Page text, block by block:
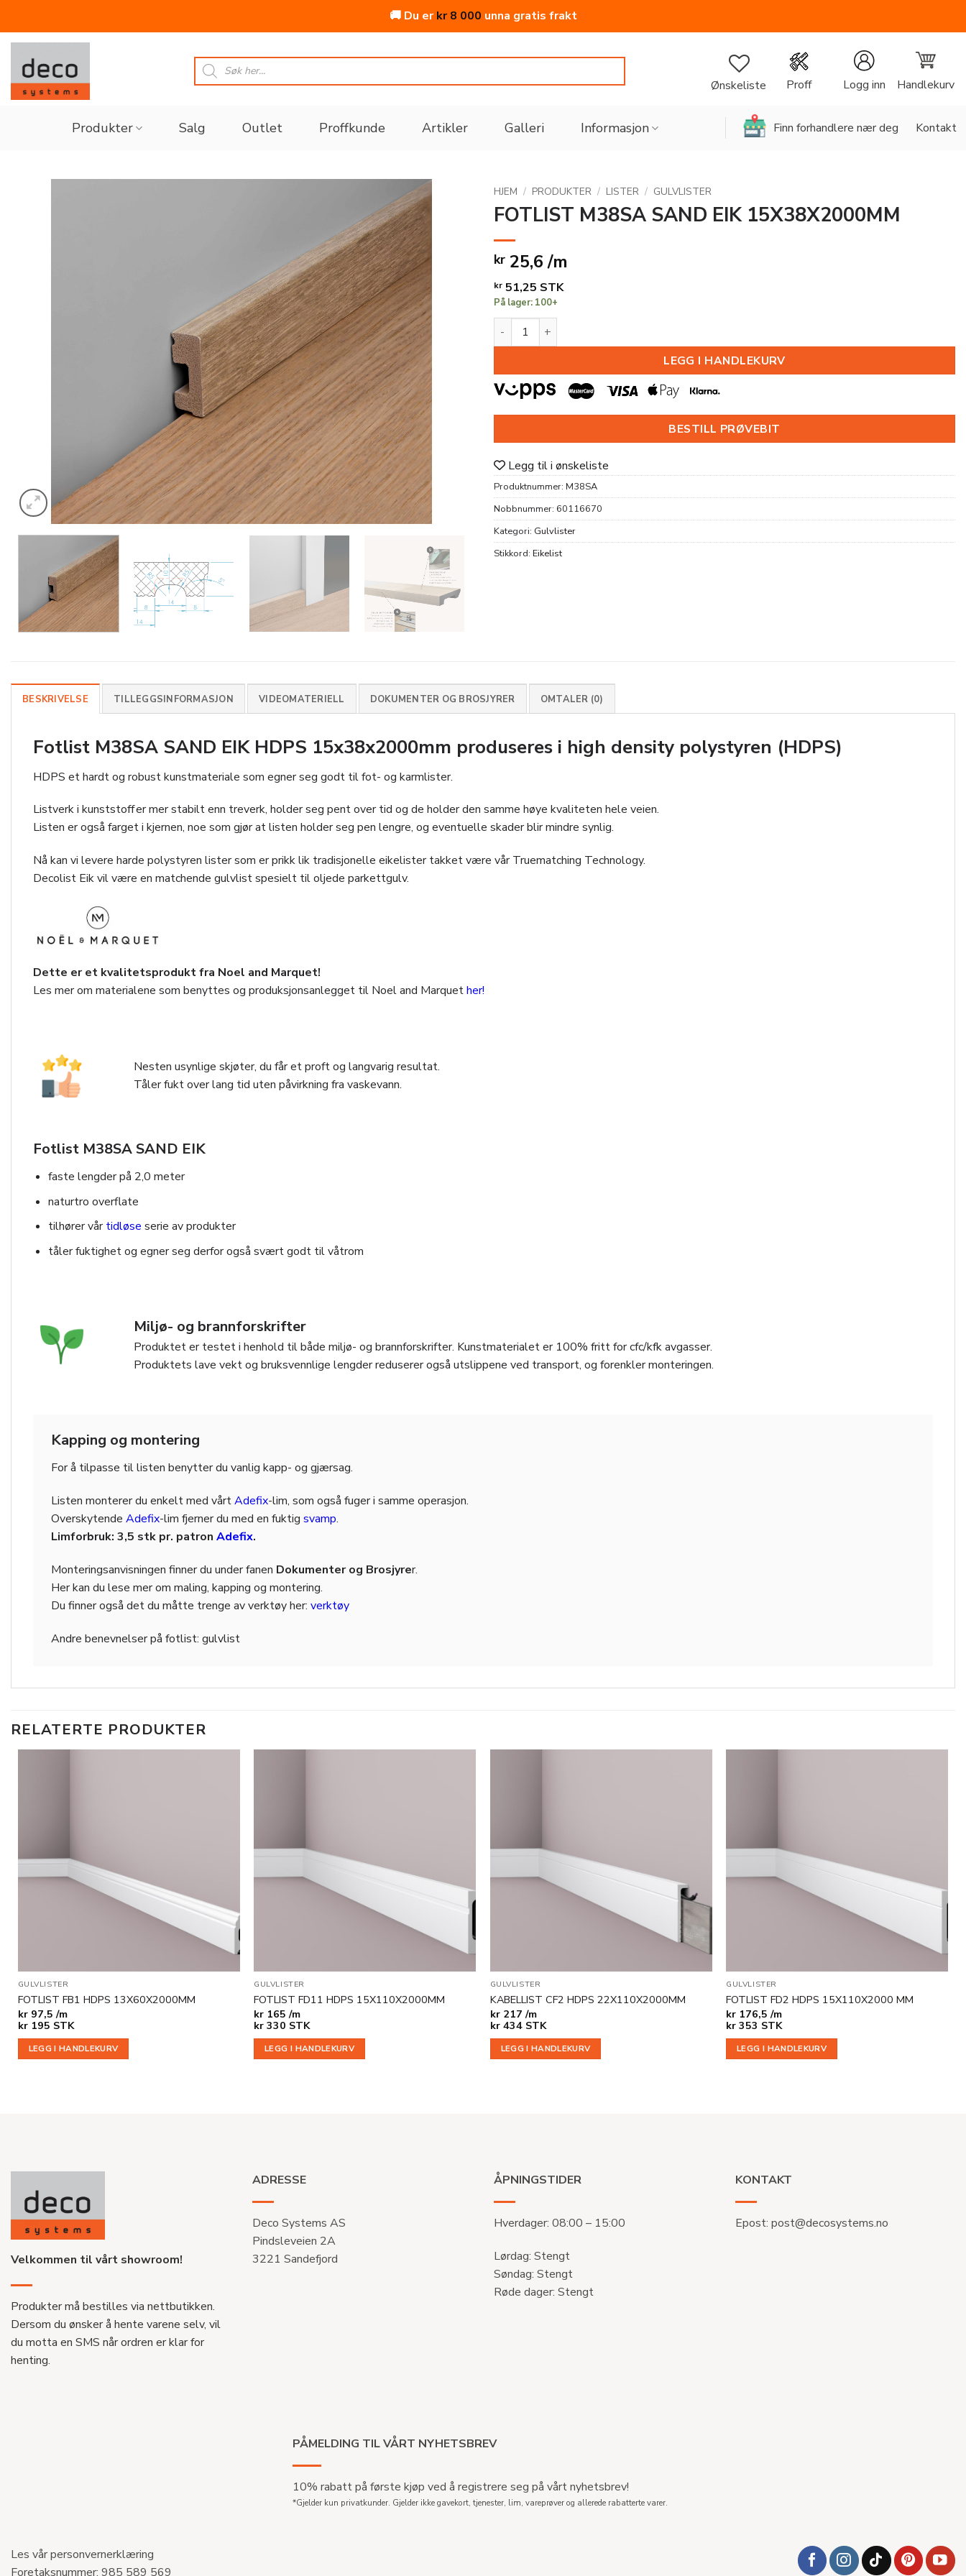
🚚 Du erkr8 000 unna gratis frakt
Skip
content
Products
search
Ønskeliste Proff Logg inn Handlekurv
Produkter Salg Outlet Proffkunde Artikler Galleri Informasjon Finn forhandlere nær deg Kontakt
ønskeliste
HJEM / PRODUKTER / LISTER / GULVLISTER
FOTLIST M38SA SAND EIK 15X38X2000MM
kr 25,6 /m
kr 51,25 STK
På lager: 100+
FOTLIST M38SA SAND EIK 15X38X2000MM antall
LEGG I HANDLEKURV
BESTILL PRØVEBIT
Legg til i ønskeliste
Produktnummer: M38SA
Nobbnummer: 60116670
Kategori: Gulvlister
Stikkord: Eikelist
BESKRIVELSE TILLEGGSINFORMASJON VIDEOMATERIELL DOKUMENTER OG BROSJYRER OMTALER (0)
Fotlist M38SA SAND EIK HDPS 15x38x2000mm produseres i high density polystyren (HDPS)
HDPS et hardt og robust kunstmateriale som egner seg godt til fot- og karmlister.
Listverk i kunststoff er mer stabilt enn treverk, holder seg pent over tid og de holder den samme høye kvaliteten hele veien.
Listen er også farget i kjernen, noe som gjør at listen holder seg pen lengre, og eventuelle skader blir mindre synlig.
Nå kan vi levere harde polystyren lister som er prikk lik tradisjonelle eikelister takket være vår Truematching Technology.
Decolist Eik vil være en matchende gulvlist spesielt til oljede parkettgulv.
Dette er et kvalitetsprodukt fra Noel and Marquet!
Les mer om materialene som benyttes og produksjonsanlegget til Noel and Marquether!
Nesten usynlige skjøter, du får et proft og langvarig resultat.
Tåler fukt over lang tid uten påvirkning fra vaskevann.
Fotlist M38SA SAND EIK
faste lengder på 2,0 meter
naturtro overflate
tilhører vårtidløse serie av produkter
tåler fuktighet og egner seg derfor også svært godt til våtrom
Miljø- og brannforskrifter
Produktet er testet i henhold til både miljø- og brannforskrifter. Kunstmaterialet er 100% fritt for cfc/kfk avgasser.
Produktets lave vekt og bruksvennlige lengder reduserer også utslippene ved transport, og forenkler monteringen.
Kapping og montering
For å tilpasse til listen benytter du vanlig kapp- og gjærsag.
Listen monterer du enkelt med vårtAdefix-lim, som også fuger i samme operasjon.
Overskytende Adefix-lim fjerner du med en fuktig svamp.
Limforbruk: 3,5 stk pr. patron Adefix.
Monteringsanvisningen finner du under fanen Dokumenter og Brosjyrer.
Her kan du lese mer om maling, kapping og montering.
Du finner også det du måtte trenge av verktøy her: verktøy
Andre benevnelser på fotlist: gulvlist
RELATERTE PRODUKTER
GULVLISTER
FOTLIST FB1 HDPS 13X60X2000MM
kr97,5 /m
kr195 STK
LEGG I HANDLEKURV
GULVLISTER
FOTLIST FD11 HDPS 15X110X2000MM
kr 165 /m
kr 330 STK
LEGG I HANDLEKURV
GULVLISTER
KABELLIST CF2 HDPS 22X110X2000MM
kr217 /m
kr434 STK
LEGG I HANDLEKURV
GULVLISTER
FOTLIST FD2 HDPS 15X110X2000 MM
kr 176,5 /m
kr 353 STK
LEGG I HANDLEKURV
Velkommen til vårt showroom!
Produkter må bestilles via nettbutikken.
Dersom du ønsker å hente varene selv, vil
du motta en SMS når ordren er klar for
henting.
ADRESSE
Deco Systems AS
Pindsleveien 2A
3221 Sandefjord
ÅPNINGSTIDER
Hverdager: 08:00 – 15:00
Lørdag: Stengt
Søndag: Stengt
Røde dager: Stengt
KONTAKT
Epost: post@decosystems.no
PÅMELDING TIL VÅRT NYHETSBREV
10% rabatt på første kjøp ved å registrere seg på vårt nyhetsbrev!
*Gjelder kun privatkunder. Gjelder ikke gavekort, tjenester, lim, vareprøver og allerede rabatterte varer.
Les vår personvernerklæring
Foretaksnummer: 985 589 569